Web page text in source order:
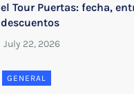
el Tour Puertas: fecha,
descuentos
GENERAL